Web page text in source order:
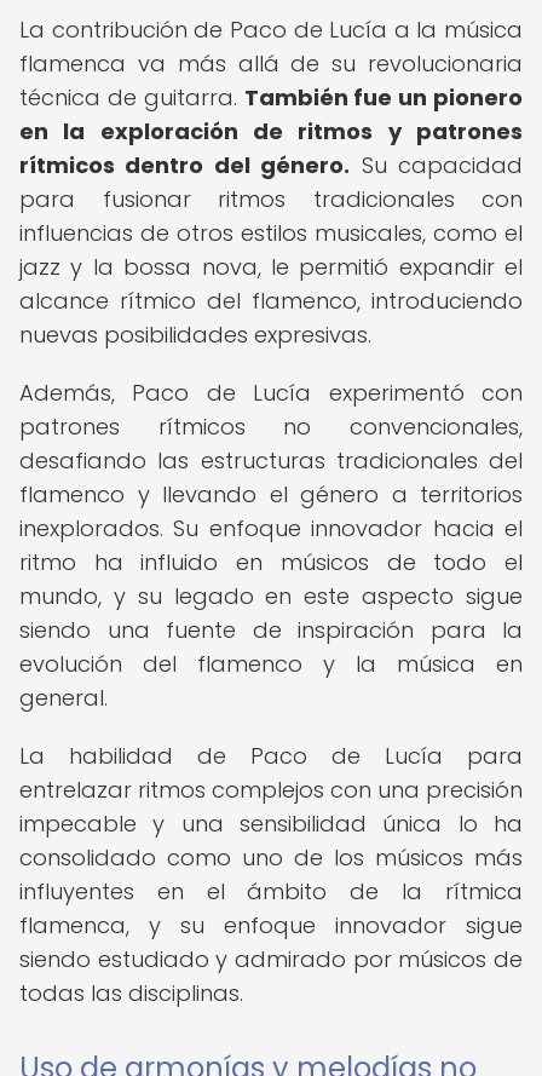
La contribución de Paco de Lucía a la música
flamenca va más allá de su revolucionaria
técnica de guitarra. También fue un pionero
en la exploración de ritmos y patrones
rítmicos dentro del género. Su capacidad
para fusionar ritmos tradicionales con
influencias de otros estilos musicales, como el
jazz y la bossa nova, le permitió expandir el
alcance rítmico del flamenco, introduciendo
nuevas posibilidades expresivas.
Además, Paco de Lucía experimentó con
patrones rítmicos no convencionales,
desafiando las estructuras tradicionales del
flamenco y llevando el género a territorios
inexplorados. Su enfoque innovador hacia el
ritmo ha influido en músicos de todo el
mundo, y su legado en este aspecto sigue
siendo una fuente de inspiración para la
evolución del flamenco y la música en
general.
La habilidad de Paco de Lucía para
entrelazar ritmos complejos con una precisión
impecable y una sensibilidad única lo ha
consolidado como uno de los músicos más
influyentes en el ámbito de la rítmica
flamenca, y su enfoque innovador sigue
siendo estudiado y admirado por músicos de
todas las disciplinas.